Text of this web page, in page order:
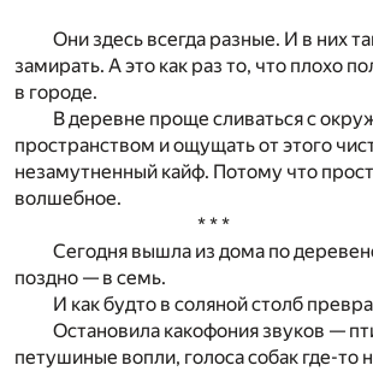
Они здесь всегда разные. И в них
замирать. А это как раз то, что плохо
в городе.
В деревне проще сливаться с
пространством и ощущать от этого
незамутненный кайф. Потому что
волшебное.
* * *
Сегодня вышла из дома по
поздно — в семь.
И как будто в соляной столб
Остановила какофония звуков —
петушиные вопли, голоса собак где-то